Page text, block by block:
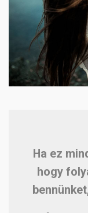
Ha ez
hogy